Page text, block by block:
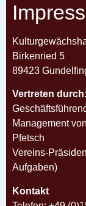
Birkenried 5
89423
Vertreten durch:
Management
Pfetsch
Vereins-
Aufgaben)
Kontakt